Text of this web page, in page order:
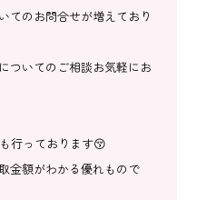
てのお問合せが増えており
ついてのご相談お気軽にお
行っております😚
金額がわかる優れもので